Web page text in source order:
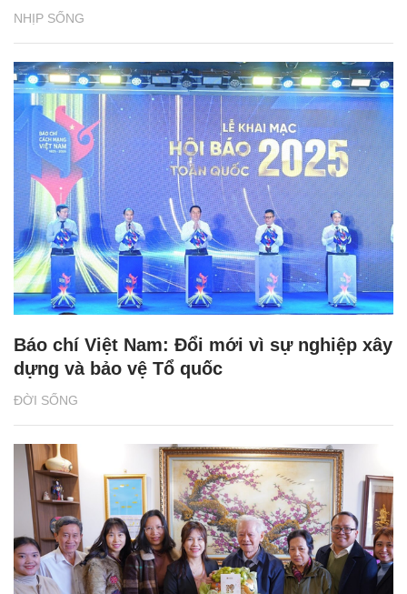
NHỊP SỐNG
ĐỜI SỐNG
Báo chí Việt Nam: Đổi mới vì sự nghiệp xây
dựng và bảo vệ Tổ quốc